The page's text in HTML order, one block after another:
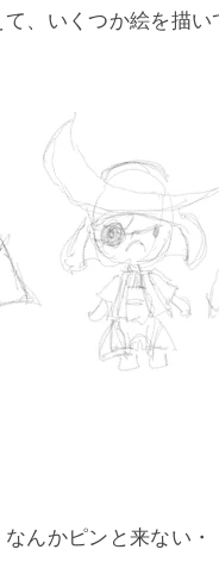
、いくつか絵を描い
んかピンと来ない・